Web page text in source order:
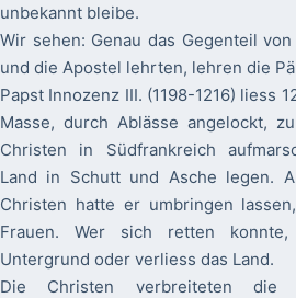
unbekannt bleibe.
Wir sehen: Genau das Gegenteil von
und die Apostel lehrten, lehren die
Papst Innozenz III. (1198-1216) liess
Masse, durch Ablässe angelockt,
Christen in Südfrankreich
Land in Schutt und Asche legen.
Christen hatte er umbringen
Frauen. Wer sich retten konnte,
Untergrund oder verliess das Land.
Die Christen verbreiteten